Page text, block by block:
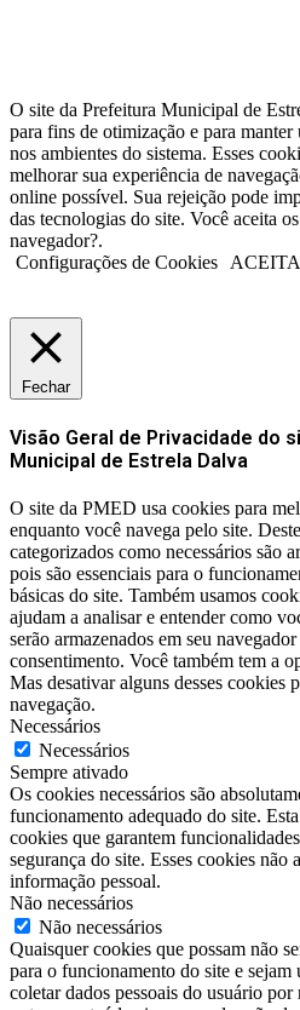
O site da Prefeitura Municipal de
para fins de otimização e para
nos ambientes do sistema. Esses
melhorar sua experiência de
online possível. Sua rejeição pode
das tecnologias do site. Você aceita
navegador?.
Configurações de Cookies
Fechar
Visão Geral de Privacidade do
Municipal de Estrela Dalva
O site da PMED usa cookies para
enquanto você navega pelo site.
categorizados como necessários são
pois são essenciais para o
básicas do site. Também usamos
ajudam a analisar e entender como
serão armazenados em seu
consentimento. Você também tem a
Mas desativar alguns desses cookies
navegação.
Necessários
Necessários
Sempre ativado
Os cookies necessários são
funcionamento adequado do site.
cookies que garantem
segurança do site. Esses cookies não
informação pessoal.
Não necessários
Não necessários
Quaisquer cookies que possam não
para o funcionamento do site e sejam
coletar dados pessoais do usuário